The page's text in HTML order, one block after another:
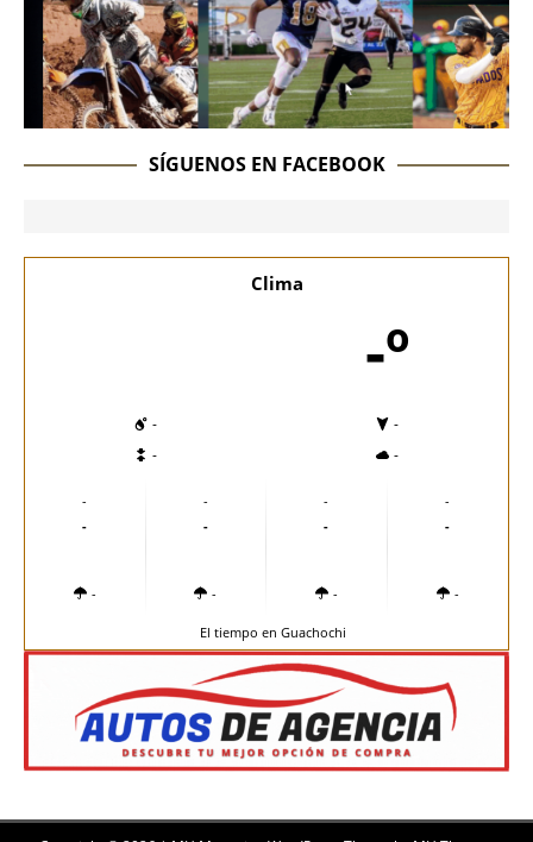
SÍGUENOS EN FACEBOOK
Clima
-º
-
-
-
-
-
-
-
-
-
-
-
-
-
-
-
-
El tiempo en Guachochi